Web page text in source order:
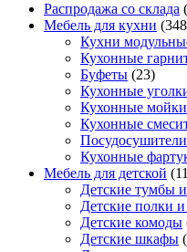
Распродажа со склада
Мебель для кухни
Кухни
Кухонные
Буфеты (23)
Кухонные
Кухонные мойки
Кухонные
Посудосушители
Кухонные
Мебель для детской
Детские тумбы
Детские полки
Детские комоды
Детские шкафы